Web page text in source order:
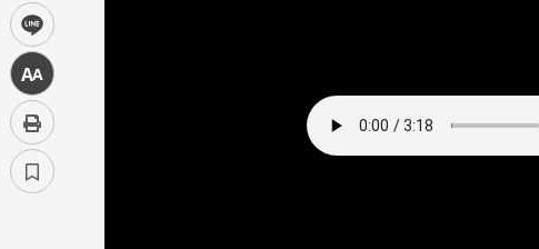
line
中